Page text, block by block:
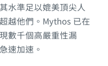
水準足以媲美頂尖人
越他們。Mythos 已在
數千個高嚴重性漏
速加速。